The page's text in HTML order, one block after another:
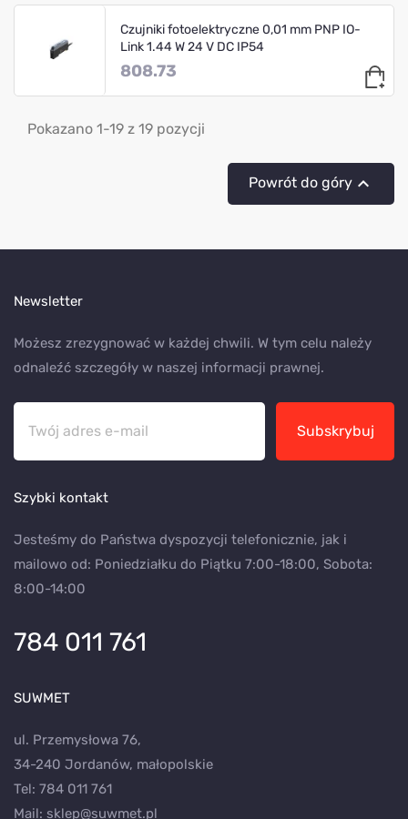
Czujniki fotoelektryczne 0,01 mm PNP IO-
Link 1.44 W 24 V DC IP54
808.73
Pokazano 1-19 z 19 pozycji
Powrót do góry
Newsletter
Możesz zrezygnować w każdej chwili. W tym celu należy
odnaleźć szczegóły w naszej informacji prawnej.
Subskrybuj
Szybki kontakt
Jesteśmy do Państwa dyspozycji telefonicznie, jak i
mailowo od: Poniedziałku do Piątku 7:00-18:00, Sobota:
8:00-14:00
784 011 761
SUWMET
ul. Przemysłowa 76,
34-240 Jordanów, małopolskie
Tel: 784 011 761
Mail: sklep@suwmet.pl